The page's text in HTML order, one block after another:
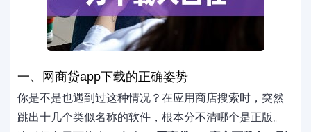
一、网商贷app下载的正确姿势
你是不是也遇到过这种情况？在应用商店搜索时，突然
跳出十几个类似名称的软件，根本分不清哪个是正版。